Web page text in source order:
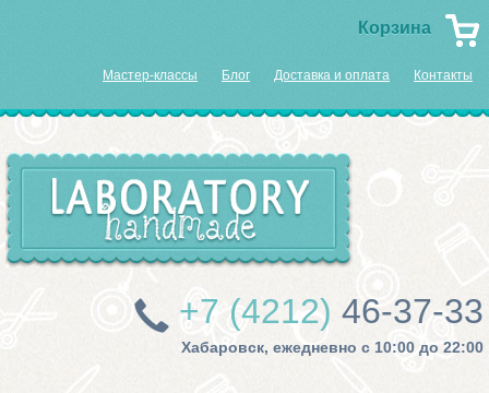
Корзина
Мастер-классы Блог Доставка и оплата Контакты
+7 (4212) 46-37-33
Хабаровск, ежедневно с 10:00 до 22:00